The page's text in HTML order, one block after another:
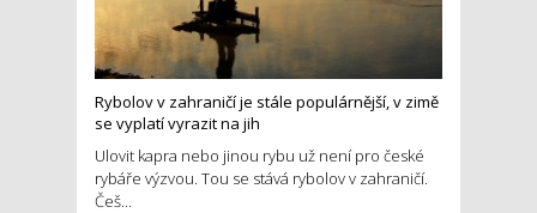
Rybolov v zahraničí je stále populárnější, v zimě
se vyplatí vyrazit na jih
Ulovit kapra nebo jinou rybu už není pro české
rybáře výzvou. Tou se stává rybolov v zahraničí.
Češ...